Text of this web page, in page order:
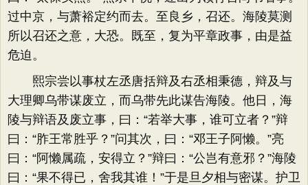
过中京，与萧裕定约而去。至良乡，召还。海陵莫测
所以召还之意，大恐。既至，复为平章政事，由是益
危迫。
熙宗尝以事杖左丞唐括辩及右丞相秉德，辩及与
大理卿乌带谋废立，而乌带先此谋告海陵。他日，海
陵与辩语及废立事，曰：“若举大事，谁可立者？”辩
曰：“胙王常胜乎？”问其次，曰：“邓王子阿懒。”亮
曰：“阿懒属疏，安得立？”辩曰：“公岂有意邪？”海陵
曰：“果不得已，舍我其谁！”于是旦夕相与密谋。护卫